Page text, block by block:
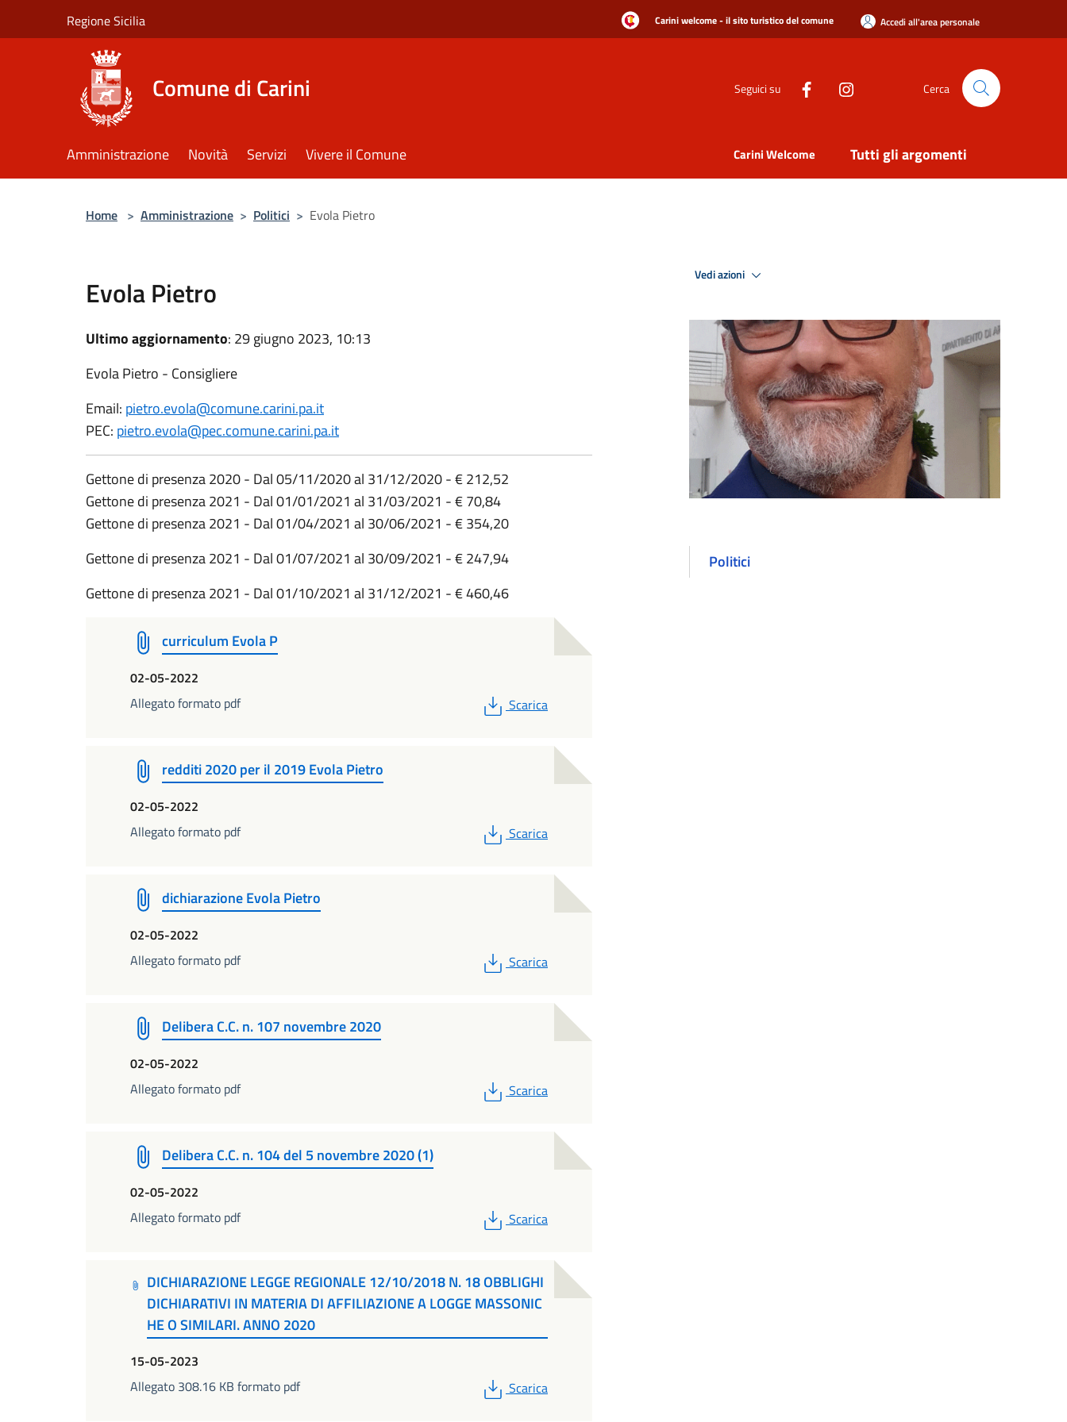
Regione Sicilia Carini welcome - il sito turistico del comune Accedi all'area personale
Comune di Carini Seguici su Cerca
Amministrazione Novità Servizi Vivere il Comune Carini Welcome Tutti gli argomenti
Home > Amministrazione > Politici > Evola Pietro
Evola Pietro
Ultimo aggiornamento: 29 giugno 2023, 10:13
Evola Pietro - Consigliere
Email: pietro.evola@comune.carini.pa.it
PEC: pietro.evola@pec.comune.carini.pa.it
Gettone di presenza 2020 - Dal 05/11/2020 al 31/12/2020 - € 212,52
Gettone di presenza 2021 - Dal 01/01/2021 al 31/03/2021 - € 70,84
Gettone di presenza 2021 - Dal 01/04/2021 al 30/06/2021 - € 354,20
Gettone di presenza 2021 - Dal 01/07/2021 al 30/09/2021 - € 247,94
Gettone di presenza 2021 - Dal 01/10/2021 al 31/12/2021 - € 460,46
curriculum Evola P
02-05-2022
Allegato formato pdf
PDF
Scarica
redditi 2020 per il 2019 Evola Pietro
02-05-2022
Allegato formato pdf
PDF
Scarica
dichiarazione Evola Pietro
02-05-2022
Allegato formato pdf
PDF
Scarica
Delibera C.C. n. 107 novembre 2020
02-05-2022
Allegato formato pdf
PDF
Scarica
Delibera C.C. n. 104 del 5 novembre 2020 (1)
02-05-2022
Allegato formato pdf
PDF
Scarica
DICHIARAZIONE LEGGE REGIONALE 12/10/2018 N. 18 OBBLIGHI
DICHIARATIVI IN MATERIA DI AFFILIAZIONE A LOGGE MASSONIC
HE O SIMILARI. ANNO 2020
15-05-2023
Allegato 308.16 KB formato pdf
PDF
Scarica
Vedi azioni
Politici